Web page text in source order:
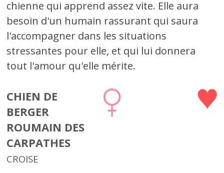
chienne qui apprend assez vite. Elle aura
besoin d'un humain rassurant qui saura
l'accompagner dans les situations
stressantes pour elle, et qui lui donnera
tout l'amour qu'elle mérite.
CHIEN DE
BERGER
ROUMAIN DES
CARPATHES
CROISE